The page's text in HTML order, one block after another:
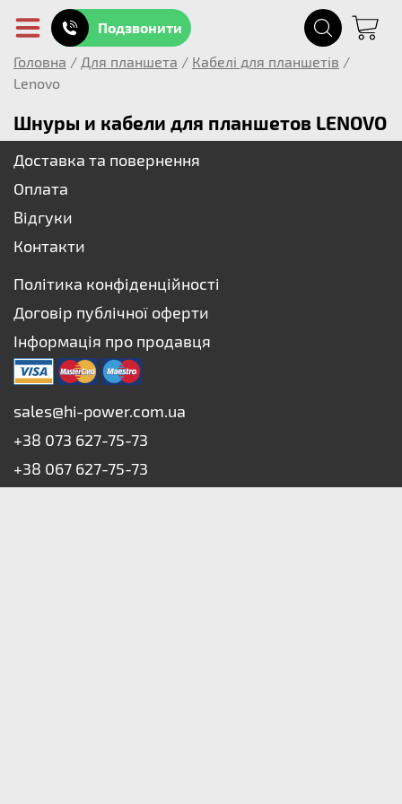
Подзвонити
Головна / Для планшета / Кабелі для планшетів /
Lenovo
Шнуры и кабели для планшетов LENOVO
Доставка та повернення
Оплата
Відгуки
Контакти
Політика конфіденційності
Договір публічної оферти
Інформація про продавця
sales@hi-power.com.ua
+38 073 627-75-73
+38 067 627-75-73